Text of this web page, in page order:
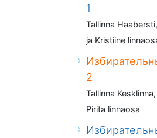
1
Tallinna
ja Kristiine
2
Tallinna
Pirita linnaosa